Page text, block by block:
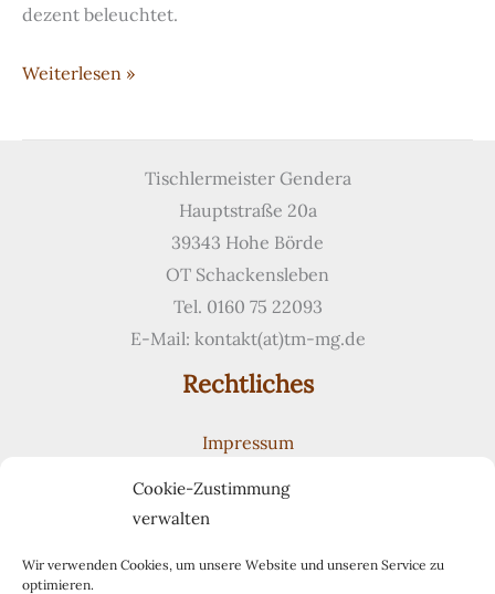
Cookie-Zustimmung
verwalten
Wir verwenden Cookies, um unsere Website und unseren Service zu
optimieren.
dezent beleuchtet.
Bolzentreppe
indirektem
Weiterlesen »
Tischlermeister Gendera
Hauptstraße 20a
39343 Hohe Börde
OT Schackensleben
Tel. 0160 75 22093
E-Mail: kontakt(at)tm-mg.de
Rechtliches
Impressum
Cookie-Richtlinie (EU)
Suchen